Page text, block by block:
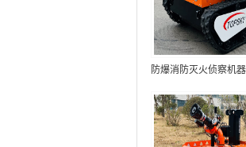
防爆消防灭火侦察机
火焰）中型RXR-
代）